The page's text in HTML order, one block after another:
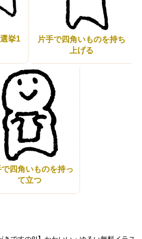
挙1
片手で四角いものを持ち
上げる
で四角いものを持っ
て立つ